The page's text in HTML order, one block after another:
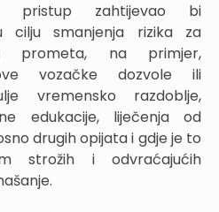
pristup zahtijevao bi
cilju smanjenja rizika za
prometa, na primjer,
vozačke dozvole ili
vremensko razdoblje,
edukacije, liječenja od
drugih opijata i gdje je to
strožih i odvraćajućih